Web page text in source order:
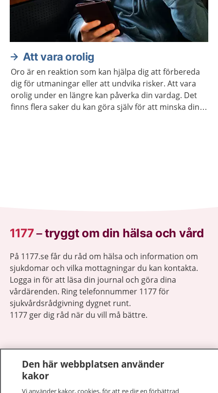
Att vara orolig
Oro är en reaktion som kan hjälpa dig att förbereda
dig för utmaningar eller att undvika risker. Att vara
orolig under en längre kan påverka din vardag. Det
finns flera saker du kan göra själv för att minska din
1177–tryggt om din hälsa och vård
På 1177.se får du råd om hälsa och information om
sjukdomar och vilka mottagningar du kan kontakta.
Logga in för att läsa din journal och göra dina
vårdärenden. Ring telefonnummer 1177 för
sjukvårdsrådgivning dygnet runt.
1177 ger dig råd när du vill må bättre.
1177 på flera språk
Den här webbplatsen använder
kakor
Vi använder kakor, cookies, för att ge dig en förbättrad